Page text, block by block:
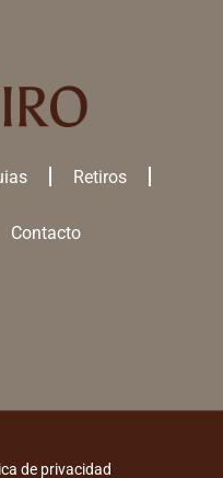
Retiros
Contacto
de privacidad